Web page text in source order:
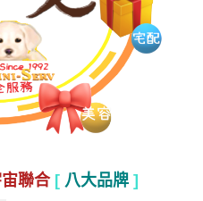
聯合 [ 八大品牌 ]